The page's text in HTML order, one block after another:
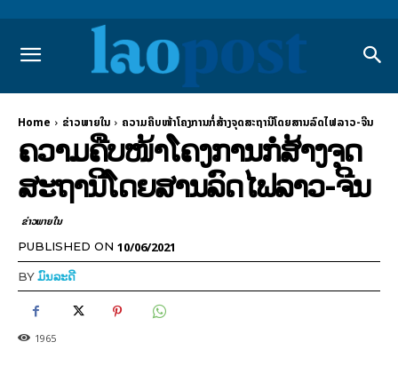
Home ຂ່າວພາຍ​ໃນ ຄວາມຄືບໜ້າໂຄງການກໍ່ສ້າງຈຸດສະຖານີໂດຍສານລົດໄຟລາວ-ຈີນ
ຄວາມຄືບໜ້າໂຄງການກໍ່ສ້າງຈຸດ
ສະຖານີໂດຍສານລົດໄຟລາວ-ຈີນ
ຂ່າວພາຍ​ໃນ
PUBLISHED ON 10/06/2021
BYມົນລະດີ
1965